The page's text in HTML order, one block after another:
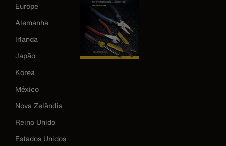
Europe
Alemanha
Irlanda
Japão
Korea
México
Nova Zelândia
Reino Unido
Estados Unidos